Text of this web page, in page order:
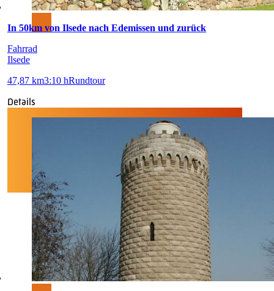
In 50km von Ilsede nach Edemissen und zurück
Fahrrad
Ilsede
47,87 km3:10 hRundtour
Details